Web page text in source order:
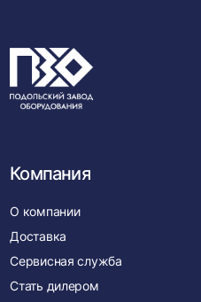
Компания
О компании
Доставка
Сервисная служба
Стать дилером